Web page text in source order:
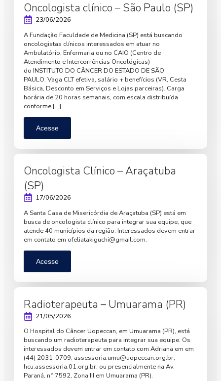
Oncologista clínico – São Paulo (SP)
23/06/2026
A Fundação Faculdade de Medicina (SP) está buscando
oncologistas clínicos interessados em atuar no
Ambulatório, Enfermaria ou no CAIO (Centro de
Atendimento e Intercorrências Oncológicas)
do INSTITUTO DO CÂNCER DO ESTADO DE SÃO
PAULO. Vaga CLT efetiva, salário + benefícios (VR, Cesta
Básica, Desconto em Serviços e Lojas parceiras). Carga
horária de 20 horas semanais, com escala distribuída
conforme […]
Acesse
Oncologista Clínico – Araçatuba
(SP)
17/06/2026
A Santa Casa de Misericórdia de Araçatuba (SP) está em
busca de oncologista clínico para integrar sua equipe, que
atende 40 municípios da região. Interessados devem entrar
em contato em ofeliatakiguchi@gmail.com.
Acesse
Radioterapeuta – Umuarama (PR)
21/05/2026
O Hospital do Câncer Uopeccan, em Umuarama (PR), está
buscando um radioterapeuta para integrar sua equipe. Os
interessados devem entrar em contato com Adriana em em
(44) 2031-0709, assessoria.umu@uopeccan.org.br,
hcu.assessoria.01.org.br, ou presencialmente na Av.
Paraná, n.º 7592, Zona III em Umuarama (PR).